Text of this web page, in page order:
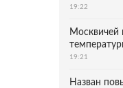
19:22
Москвичей
19:21
Назван